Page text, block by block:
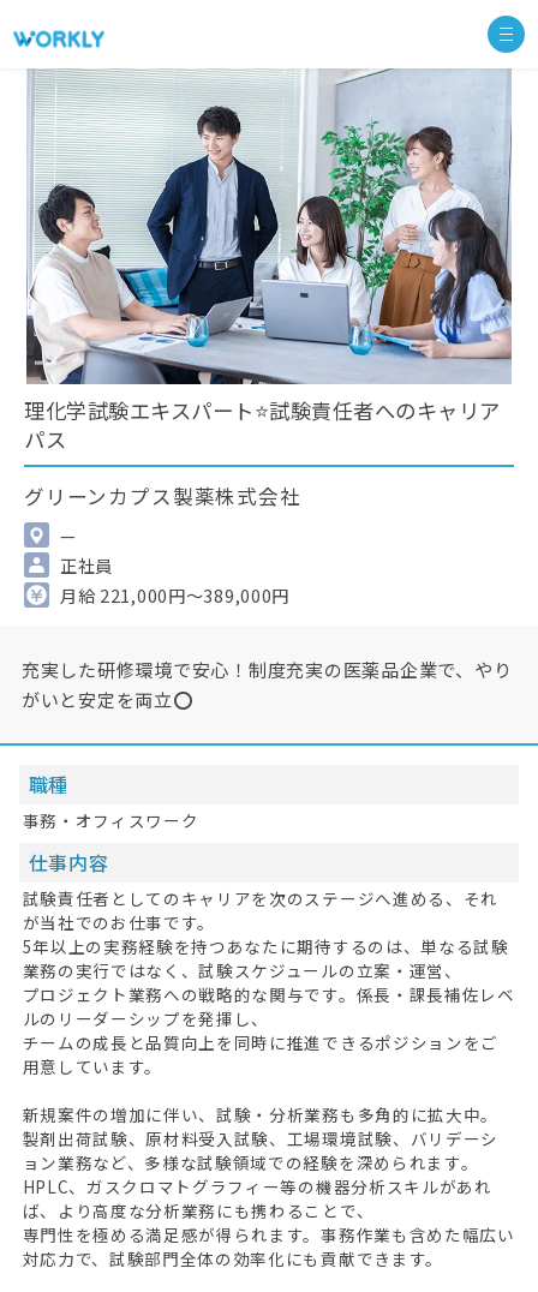
理化学試験エキスパート⭐試験責任者へのキャリア
パス
グリーンカプス製薬株式会社
—
正社員
月給 221,000円～389,000円
充実した研修環境で安心！制度充実の医薬品企業で、やり
がいと安定を両立⭕
職種
事務・オフィスワーク
仕事内容
試験責任者としてのキャリアを次のステージへ進める、それ
が当社でのお仕事です。
5年以上の実務経験を持つあなたに期待するのは、単なる試験
業務の実行ではなく、試験スケジュールの立案・運営、
プロジェクト業務への戦略的な関与です。係長・課長補佐レベ
ルのリーダーシップを発揮し、
チームの成長と品質向上を同時に推進できるポジションをご
用意しています。
新規案件の増加に伴い、試験・分析業務も多角的に拡大中。
製剤出荷試験、原材料受入試験、工場環境試験、バリデーシ
ョン業務など、多様な試験領域での経験を深められます。
HPLC、ガスクロマトグラフィー等の機器分析スキルがあれ
ば、より高度な分析業務にも携わることで、
専門性を極める満足感が得られます。事務作業も含めた幅広い
対応力で、試験部門全体の効率化にも貢献できます。